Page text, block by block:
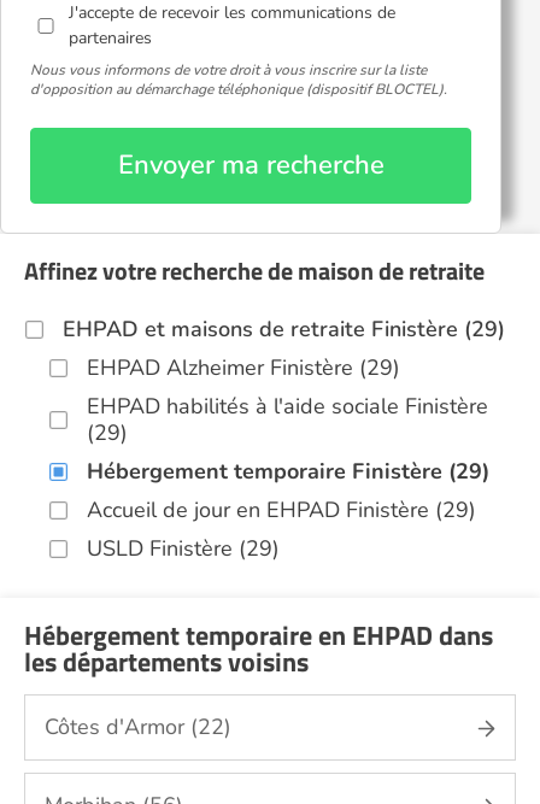
J'accepte de recevoir les communications de
partenaires
Nous vous informons de votre droit à vous inscrire sur la liste
d'opposition au démarchage téléphonique (dispositif BLOCTEL).
Envoyer ma recherche
Affinez votre recherche de maison de retraite
EHPAD et maisons de retraite Finistère (29)
EHPAD Alzheimer Finistère (29)
EHPAD habilités à l'aide sociale Finistère
(29)
Hébergement temporaire Finistère (29)
Accueil de jour en EHPAD Finistère (29)
USLD Finistère (29)
Hébergement temporaire en EHPAD dans
les départements voisins
Côtes d'Armor (22)